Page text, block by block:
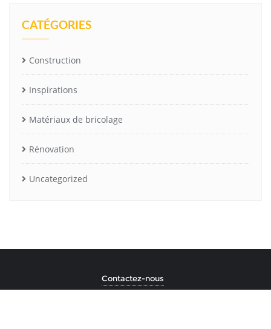
CATÉGORIES
Construction
Inspirations
Matériaux de bricolage
Rénovation
Uncategorized
Contactez-nous